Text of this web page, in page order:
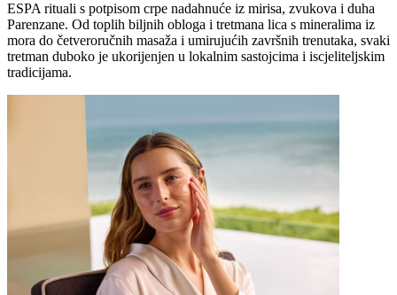
ESPA rituali s potpisom crpe nadahnuće iz mirisa, zvukova i duha
Parenzane. Od toplih biljnih obloga i tretmana lica s mineralima iz
mora do četveroručnih masaža i umirujućih završnih trenutaka, svaki
tretman duboko je ukorijenjen u lokalnim sastojcima i iscjeliteljskim
tradicijama.